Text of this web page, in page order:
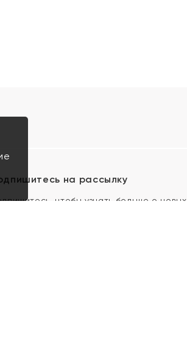
на рассылку
чтобы узнать больше о новых